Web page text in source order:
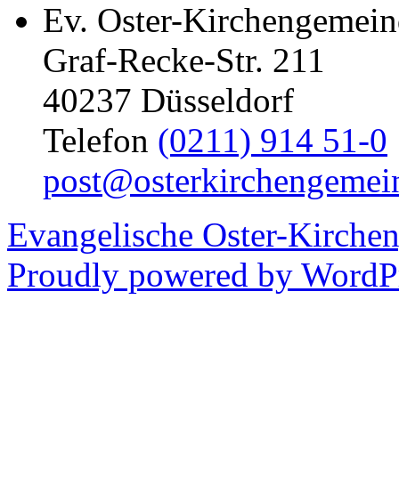
Ev. Oster-
Graf-Recke-Str. 211
40237 Düsseldorf
Telefon (0211) 914 51-0
Evangelische Oster-
Proudly powered by